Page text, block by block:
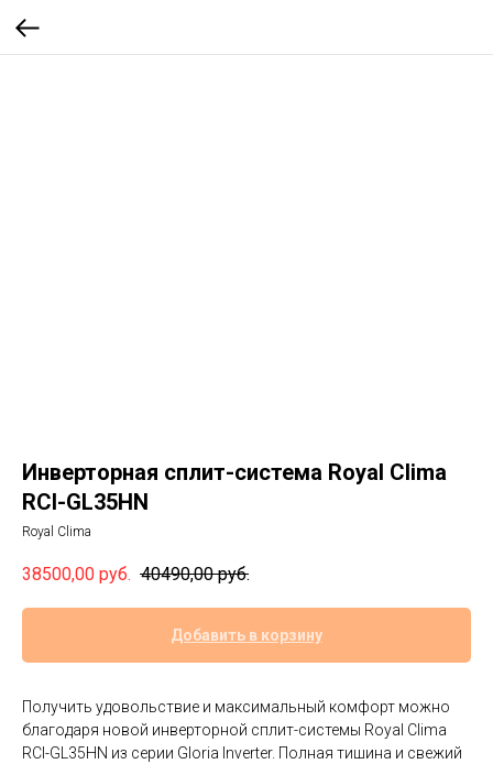
Инверторная сплит-система Royal Clima
RCI-GL35HN
Royal Clima
38500,00 руб. 40490,00 руб.
Добавить в корзину
Получить удовольствие и максимальный комфорт можно
благодаря новой инверторной сплит-системы Royal Clima
RCI-GL35HN из серии Gloria Inverter. Полная тишина и свежий